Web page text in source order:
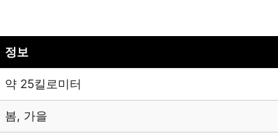
정보
약 25킬로미터
봄, 가을